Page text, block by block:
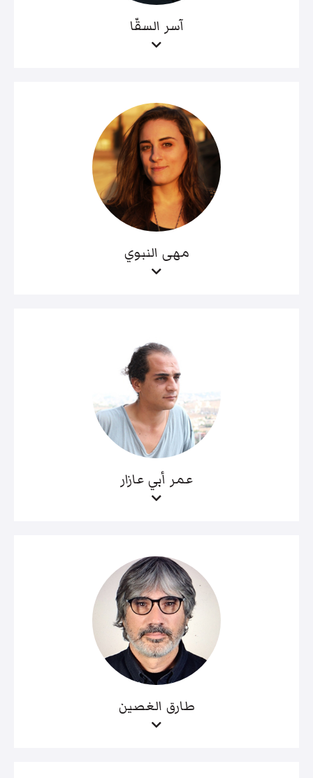
آسر السقّا
مهى النبوي
عمر أبي عازار
طارق الغصين